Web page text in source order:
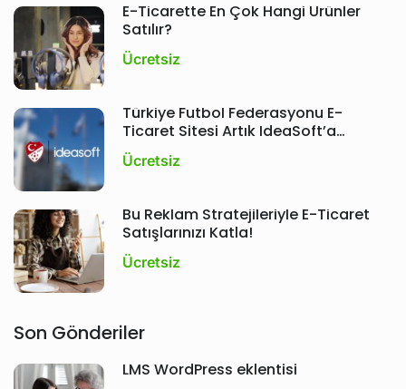
E-Ticarette En Çok Hangi Ürünler
Satılır?
Ücretsiz
Türkiye Futbol Federasyonu E-
Ticaret Sitesi Artık IdeaSoft’a
Emanet!
Ücretsiz
Bu Reklam Stratejileriyle E-Ticaret
Satışlarınızı Katla!
Ücretsiz
Son Gönderiler
LMS WordPress eklentisi